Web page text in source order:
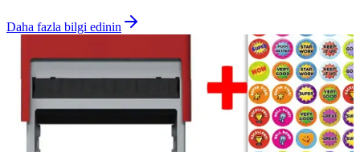
Daha fazla bilgi edinin